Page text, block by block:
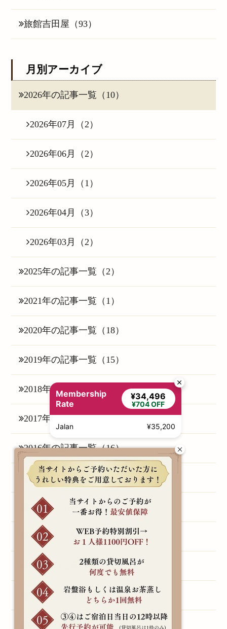
旅館吉田屋（93）
月別アーカイブ
2026年の記事一覧（10）
2026年07月（2）
2026年06月（2）
2026年05月（1）
2026年04月（3）
2026年03月（2）
2025年の記事一覧（2）
2021年の記事一覧（1）
2020年の記事一覧（18）
2019年の記事一覧（15）
2018年の記事一覧（25）
2017年の記事一覧（6）
2016年の記事一覧（16）
2015年の記事一覧（1）
2014年の記事一覧（3）
2013年の記事一覧（1）
2011年の記事一覧（1）
2010年の記事一覧（1）
2009年の記事一覧（1）
Membership
Rate
¥34,496
¥704 OFF
Jalan ¥35,200